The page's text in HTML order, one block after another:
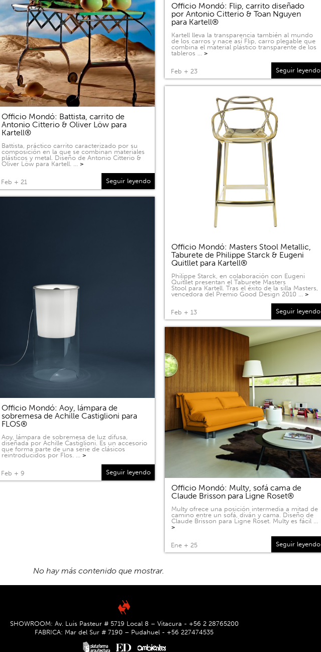
Officio Mondó: Flip, carrito diseñado
por Antonio Citterio & Toan Nguyen
para Kartell®
Kartell lleva la transparencia también al mundo
de los carros y nace así Flip, carro plegable que
combina el material plástico transparente de los
tableros … >
Feb + 23 Seguir leyendo
Officio Mondó: Battista, carrito de
Antonio Citterio & Oliver Löw para
Kartell®
Battista, práctico carrito caracterizado por su
composición en la que se combinan materiales
plásticos y metal. Diseño de Antonio Citterio &
Oliver Löw para Kartell. … >
Feb + 21 Seguir leyendo
Officio Mondó: Masters Stool Metallic,
Taburete de Philippe Starck & Eugeni
Quitllet para Kartell®
Philippe Starck, en colaboración con Eugeni
Quitllet presentan el Taburete Masters
Stool para Kartell. Tras el éxito de la silla Masters,
vencedora del Premio Good Design 2010 … >
Feb + 13 Seguir leyendo
Officio Mondó: Aoy, lámpara de
sobremesa de Achille Castiglioni para
FLOS®
Aoy, lámpara de sobremesa de luz difusa,
diseñada por Achille Castiglioni. Es un accesorio
que forma parte de una serie de clásicos
reintroducidos por Flos. … >
Feb + 9 Seguir leyendo
Officio Mondó: Multy, sofá cama de
Claude Brisson para Ligne Roset®
Multy ofrece una posición intermedia a mitad de
camino entre un sofá, diván y cama. Diseño de
Claude Brisson para Ligne Roset. Multy es fácil …
>
Ene + 25 Seguir leyendo
No hay más contenido que mostrar.
SHOWROOM: Av. Luis Pasteur # 5719 Local 8 – Vitacura - +56 2 28765200
FABRICA: Mar del Sur # 7190 – Pudahuel - +56 227474535